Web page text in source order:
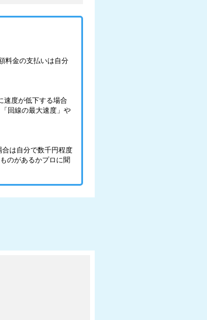
料金の支払いは自分
速度が低下する場合
回線の最大速度」や
は自分で数千円程度
のがあるかプロに聞